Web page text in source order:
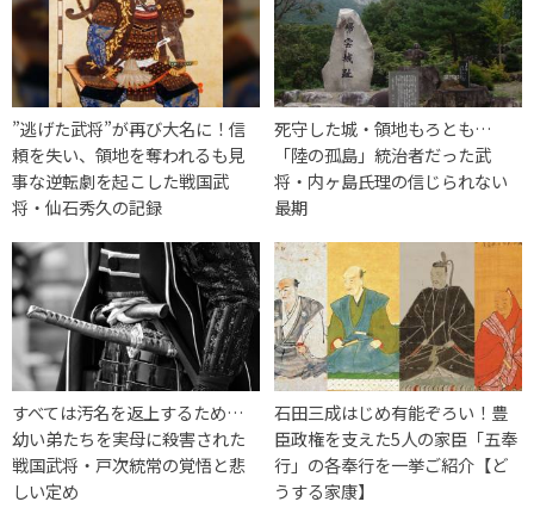
”逃げた武将”が再び大名に！信
頼を失い、領地を奪われるも見
事な逆転劇を起こした戦国武
将・仙石秀久の記録
死守した城・領地もろとも…
「陸の孤島」統治者だった武
将・内ヶ島氏理の信じられない
最期
すべては汚名を返上するため…
幼い弟たちを実母に殺害された
戦国武将・戸次統常の覚悟と悲
しい定め
石田三成はじめ有能ぞろい！豊
臣政権を支えた5人の家臣「五奉
行」の各奉行を一挙ご紹介【ど
うする家康】